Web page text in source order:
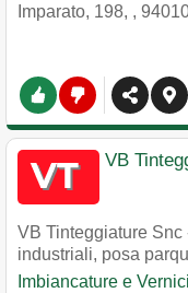
Imparato, 198, ,
VB
VB Tinteggiature
industriali, posa
Imbiancature e